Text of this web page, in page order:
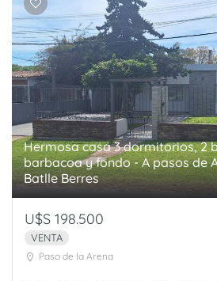
Hermosa casa 3 dormitorios, 2
barbacoa y fondo - A pasos de
Batlle Berres
U$S 198.500
VENTA
Paso de la Arena